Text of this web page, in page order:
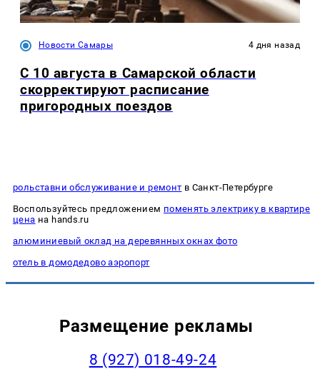
Новости Самары 4 дня назад
С 10 августа в Самарской области
скорректируют расписание
пригородных поездов
рольставни обслуживание и ремонт в Санкт-Петербурге
Воспользуйтесь предложением поменять электрику в квартире
цена на hands.ru
алюминиевый оклад на деревянных окнах фото
отель в домодедово аэропорт
Размещение рекламы
8 (927) 018-49-24